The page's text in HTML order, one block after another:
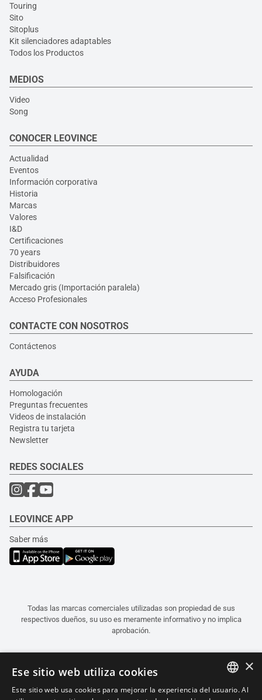
Touring
Sito
Sitoplus
Kit silenciadores adaptables
Todos los Productos
MEDIOS
Video
Song
CONOCER LEOVINCE
Actualidad
Eventos
Información corporativa
Historia
Marcas
Valores
I&D
Certificaciones
70 years
Distribuidores
Falsificación
Mercado gris (Importación paralela)
Acceso Profesionales
CONTACTE CON NOSOTROS
Contáctenos
AYUDA
Homologación
Preguntas frecuentes
Videos de instalación
Registra tu tarjeta
Newsletter
REDES SOCIALES
LEOVINCE APP
Saber más
Todas las marcas comerciales utilizadas son propiedad de sus
respectivos dueños, su uso es meramente informativo y no implica
aprobación.
ITALIAN
×
Ese sitio web utiliza cookies
Este sitio web usa cookies para mejorar la experiencia del usuario. Al